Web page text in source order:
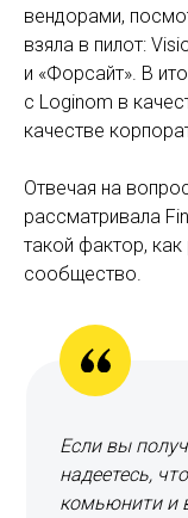
вендорами,
взяла в пилот:
и «Форсайт». В
с Loginom в
качестве
Отвечая на
рассматривала
такой фактор,
сообщество.
Если вы
надеетесь,
комьюнити и